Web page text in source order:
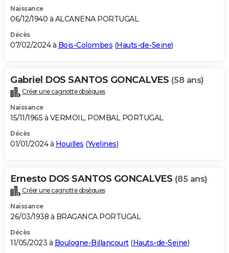
Naissance
06/12/1940 à ALCANENA PORTUGAL
Décès
07/02/2024 à Bois-Colombes (Hauts-de-Seine)
Gabriel DOS SANTOS GONCALVES (58 ans)
Créer une cagnotte obsèques
Naissance
15/11/1965 à VERMOIL, POMBAL PORTUGAL
Décès
01/01/2024 à Houilles (Yvelines)
Ernesto DOS SANTOS GONCALVES (85 ans)
Créer une cagnotte obsèques
Naissance
26/03/1938 à BRAGANCA PORTUGAL
Décès
11/05/2023 à Boulogne-Billancourt(Hauts-de-Seine)